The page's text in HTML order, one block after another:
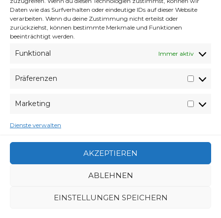
Daten wie das Surfverhalten oder eindeutige IDs auf dieser Website
verarbeiten. Wenn du deine Zustimmung nicht erteilst oder
zurückziehst, können bestimmte Merkmale und Funktionen
beeinträchtigt werden.
Funktional Immer aktiv
Präferenzen
Marketing
Dienste verwalten
AKZEPTIEREN
ABLEHNEN
EINSTELLUNGEN SPEICHERN
Minecraft Würfel for Live :D
Nochmal Dune 2 aber diesmal Online
Lego und Minecraft
Wyveres, Krank
Wyveres goes digging
BEITRAGSNAVIGATION
3000 TAGE DESIGN KONZEPTE